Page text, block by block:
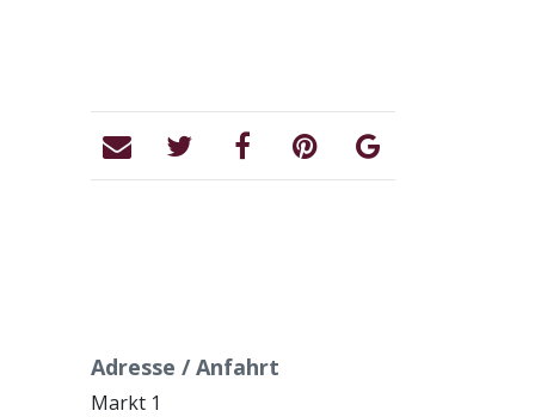
Adresse / Anfahrt
Markt 1